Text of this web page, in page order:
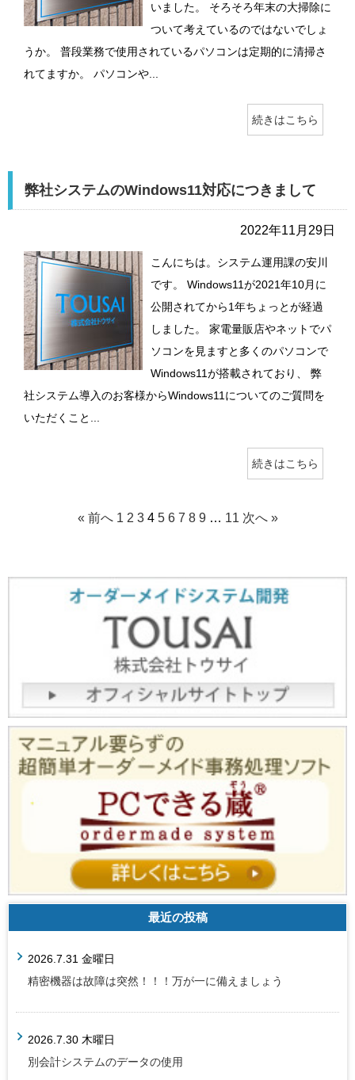
いました。 そろそろ年末の大掃除に
ついて考えているのではないでしょ
うか。 普段業務で使用されているパソコンは定期的に清掃さ
れてますか。 パソコンや...
続きはこちら
弊社システムのWindows11対応につきまして
2022年11月29日
こんにちは。システム運用課の安川
です。 Windows11が2021年10月に
公開されてから1年ちょっとが経過
しました。 家電量販店やネットでパ
ソコンを見ますと多くのパソコンで
Windows11が搭載されており、 弊
社システム導入のお客様からWindows11についてのご質問を
いただくこと...
続きはこちら
« 前へ 1 2 3 4 5 6 7 8 9 … 11 次へ »
最近の投稿
2026.7.31 金曜日
精密機器は故障は突然！！！万が一に備えましょう
2026.7.30 木曜日
別会計システムのデータの使用